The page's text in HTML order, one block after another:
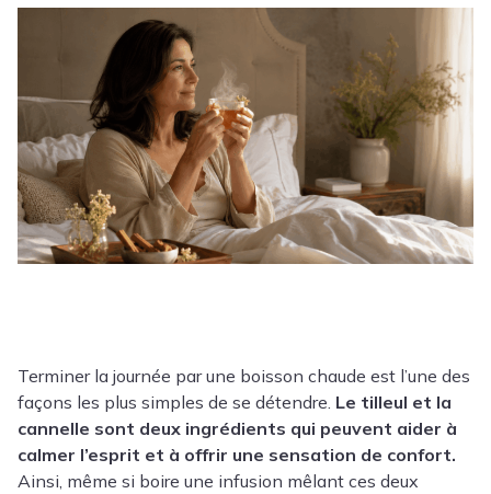
Terminer la journée par une boisson chaude est l’une des
façons les plus simples de se détendre. Le tilleul et la
cannelle sont deux ingrédients qui peuvent aider à
calmer l’esprit et à offrir une sensation de confort.
Ainsi, même si boire une infusion mêlant ces deux